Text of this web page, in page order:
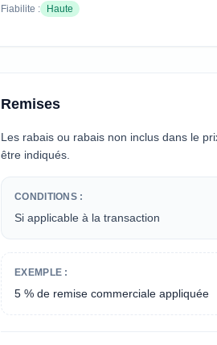
Fiabilite : Haute
Remises
Les rabais ou rabais non inclus dans le
être indiqués.
CONDITIONS :
Si applicable à la transaction
EXEMPLE :
5 % de remise commerciale appliquée